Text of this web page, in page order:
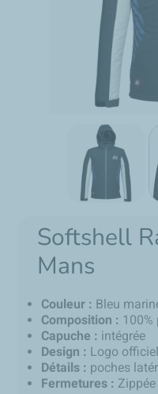
Softshell
Mans
Couleur : Bleu
Composition : 100%
Capuche : intégrée
Design : Logo
Détails : poches
Fermetures :